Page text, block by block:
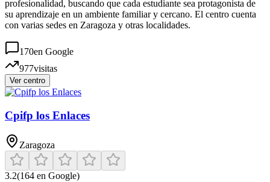
profesionalidad, buscando que cada estudiante sea protagonista de
su aprendizaje en un ambiente familiar y cercano. El centro cuenta
con varias sedes en Zaragoza y otras localidades.
170en Google
977visitas
Ver centro
Cpifp los Enlaces
Zaragoza
3.2(164 en Google)